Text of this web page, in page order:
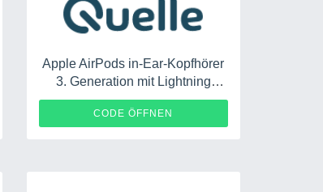
Apple AirPods in-Ear-Kopfhörer
3. Generation mit Lightning
Ladecase MPNY3ZM/A
CODE ÖFFNEN